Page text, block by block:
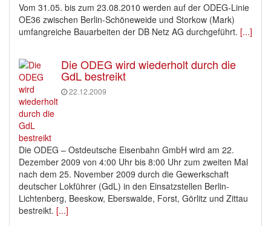
Vom 31.05. bis zum 23.08.2010 werden auf der ODEG-Linie
OE36 zwischen Berlin-Schöneweide und Storkow (Mark)
umfangreiche Bauarbeiten der DB Netz AG durchgeführt. [...]
Die ODEG wird wiederholt durch die
GdL bestreikt
22.12.2009
Die ODEG – Ostdeutsche Eisenbahn GmbH wird am 22.
Dezember 2009 von 4:00 Uhr bis 8:00 Uhr zum zweiten Mal
nach dem 25. November 2009 durch die Gewerkschaft
deutscher Lokführer (GdL) in den Einsatzstellen Berlin-
Lichtenberg, Beeskow, Eberswalde, Forst, Görlitz und Zittau
bestreikt. [...]